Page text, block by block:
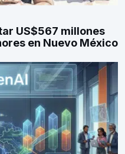
US$567 millones
en Nuevo México